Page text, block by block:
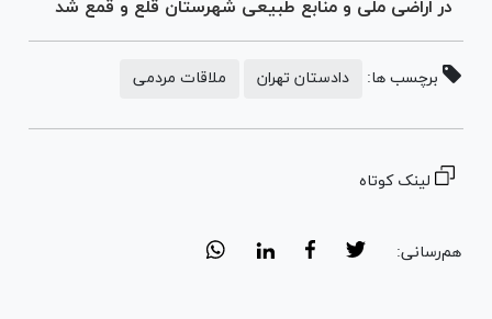
در اراضی ملی و منابع طبیعی شهرستان قلع و قمع شد
برچسب ها: دادستان تهران ملاقات مردمی
لینک کوتاه
هم‌رسانی: